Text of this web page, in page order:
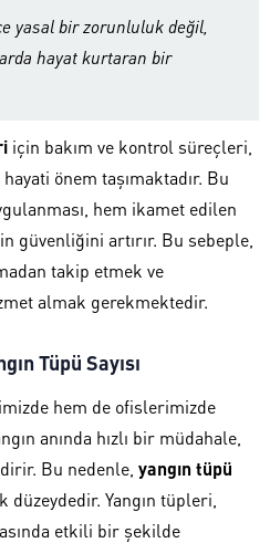
yasal bir zorunluluk değil,
hayat kurtaran bir
için bakım ve kontrol süreçleri,
önem taşımaktadır. Bu
hem ikamet edilen
güvenliğini artırır. Bu sebeple,
takip etmek ve
almak gerekmektedir.
Tüpü Sayısı
hem de ofislerimizde
anında hızlı bir müdahale,
Bu nedenle, yangın tüpü
düzeydedir. Yangın tüpleri,
etkili bir şekilde